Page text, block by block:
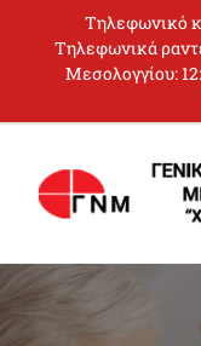
content
Τηλεφωνικό
Τηλεφωνικά
Μεσολογγίου: